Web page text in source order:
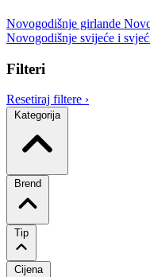
Novogodišnje girlande
Novogodišnje svijeće i
Filteri
Resetiraj filtere ›
Kategorija
Brend
Tip
Cijena